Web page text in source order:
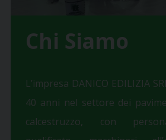
Chi Siamo
L’impresa DANICO EDILIZIA
40 anni nel settore dei
calcestruzzo, con